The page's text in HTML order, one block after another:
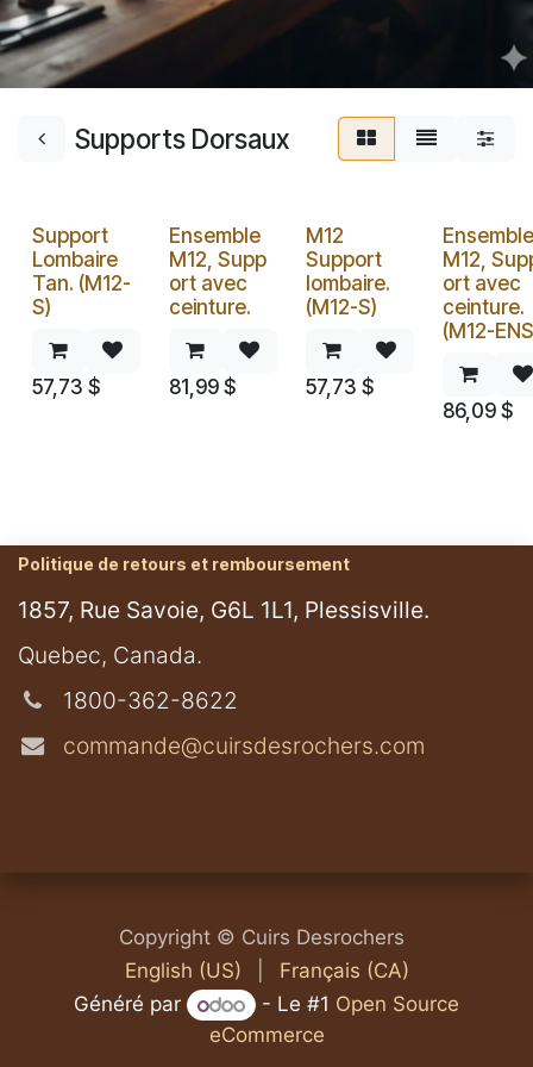
Supports Dorsaux
Support
Lombaire
Tan. (M12-
S)
57,73 $
Ensemble
M12, Supp
ort avec
ceinture.
81,99 $
M12
Support
lombaire.
(M12-S)
57,73 $
Ensemble
M12,
ort avec
ceinture.
(M12-
86,09 $
Politique de retours et remboursement
1857, Rue Savoie, G6L 1L1, Plessisville.
​Quebec, Canada.
1800-362-8622
commande@cuirsdesrochers.com
Copyright © Cuirs Desrochers
English (US)
Français (CA)
Généré par
- Le #1 Open Source
eCommerce